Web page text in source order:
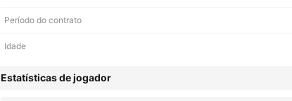
Período do contrato
Idade
Estatísticas de jogador